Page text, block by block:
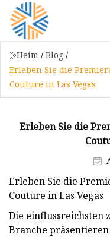
Heim / Blog /
Erleben Sie die
Couture in Las Vegas
Erleben Sie die
Erleben Sie die
Couture in Las Vegas
Die einflussreichsten
Branche